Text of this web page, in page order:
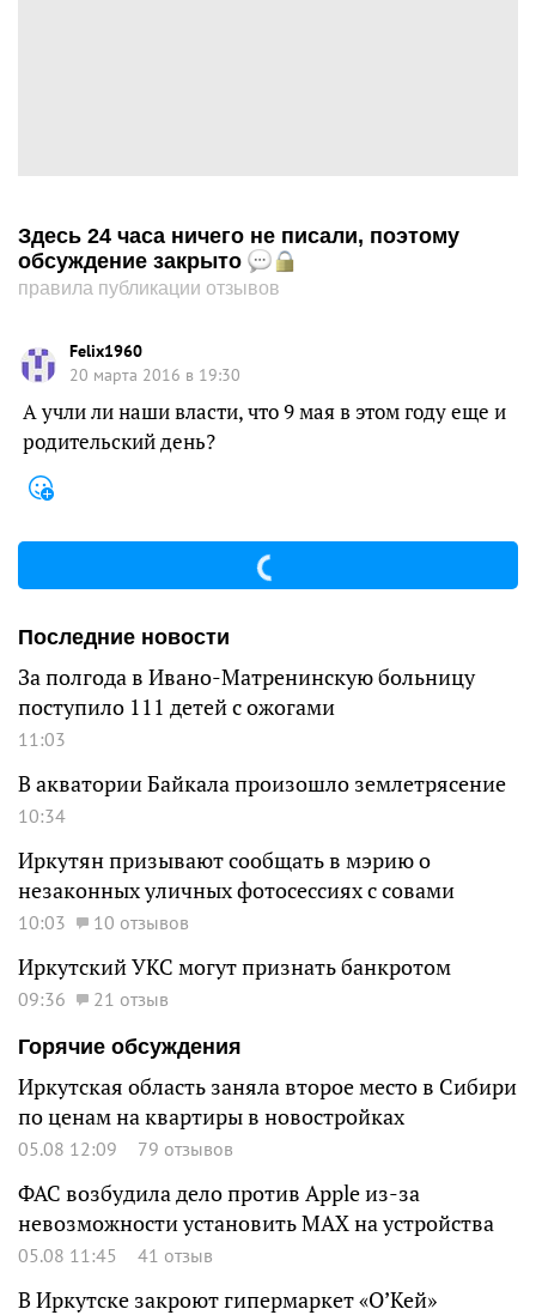
Здесь 24 часа ничего не писали, поэтому
обсуждение закрыто
правила публикации отзывов
Felix1960
20 марта 2016 в 19:30
А учли ли наши власти, что 9 мая в этом году еще и
родительский день?
Последние новости
За полгода в Ивано-Матренинскую больницу
поступило 111 детей с ожогами
11:03
В акватории Байкала произошло землетрясение
10:34
Иркутян призывают сообщать в мэрию о
незаконных уличных фотосессиях с совами
10:03 10 отзывов
Иркутский УКС могут признать банкротом
09:36
21 отзыв
Горячие обсуждения
Иркутская область заняла второе место в Сибири
по ценам на квартиры в новостройках
05.08 12:09 79 отзывов
ФАС возбудила дело против Apple из-за
невозможности установить MAX на устройства
05.08 11:45 41 отзыв
В Иркутске закроют гипермаркет «О’Кей»